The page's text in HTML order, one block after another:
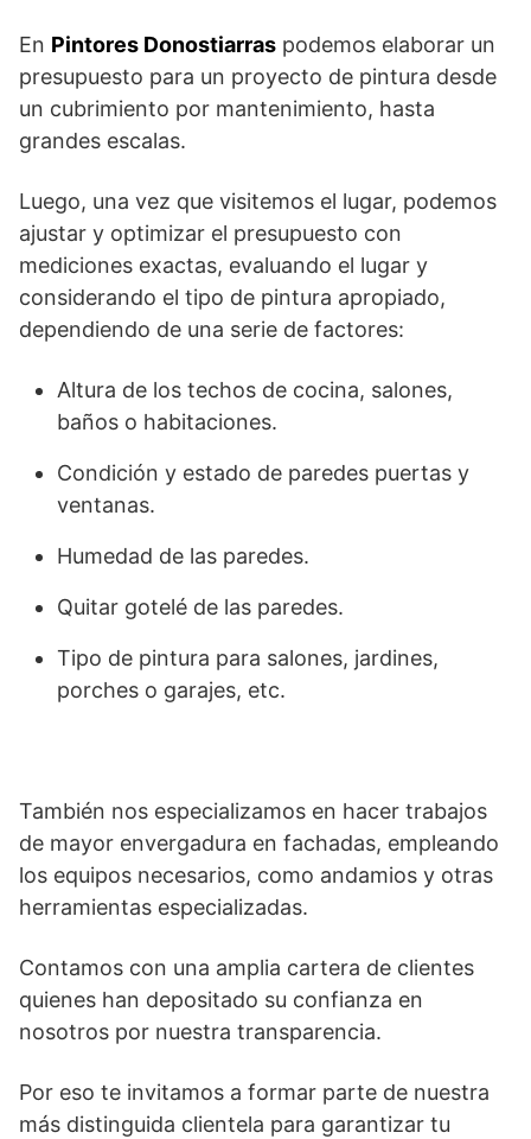
En Pintores Donostiarras podemos elaborar un
presupuesto para un proyecto de pintura desde
un cubrimiento por mantenimiento, hasta
grandes escalas.
Luego, una vez que visitemos el lugar, podemos
ajustar y optimizar el presupuesto con
mediciones exactas, evaluando el lugar y
considerando el tipo de pintura apropiado,
dependiendo de una serie de factores:
Altura de los techos de cocina, salones,
baños o habitaciones.
Condición y estado de paredes puertas y
ventanas.
Humedad de las paredes.
Quitar gotelé de las paredes.
Tipo de pintura para salones, jardines,
porches o garajes, etc.
También nos especializamos en hacer trabajos
de mayor envergadura en fachadas, empleando
los equipos necesarios, como andamios y otras
herramientas especializadas.
Contamos con una amplia cartera de clientes
quienes han depositado su confianza en
nosotros por nuestra transparencia.
Por eso te invitamos a formar parte de nuestra
más distinguida clientela para garantizar tu